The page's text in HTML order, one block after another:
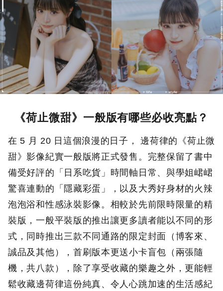
《荷止微甜》一般版有哪些必收亮點？
在 5 月 20 日這個浪漫的日子， 邊荷律的《荷止微
甜》影像紀實一般版將正式發售。完整保留了書中
備受好評的「日系吃貨」時間軸日常、與學姐峮峮
驚喜連動的「隱藏彩蛋」，以及大秀好身材的火辣
泡泡浴和性感泳裝影像。相較於先前限時限量的精
裝版，一般平裝版的推出讓更多讀者能以不同的形
式，同時推出三款不同通路的限定封面（博客來、
誠品及其他），首刷版本更送小卡盲包（兩張隨
機，共八款），除了享受收藏的樂趣之外，更能輕
鬆收藏邊荷律這份純真、令人心跳加速的生活感紀